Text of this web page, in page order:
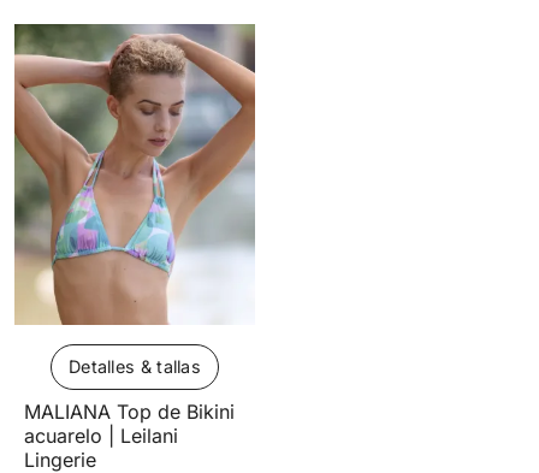
Detalles & tallas
MALIANA Top de Bikini
acuarelo | Leilani
Lingerie